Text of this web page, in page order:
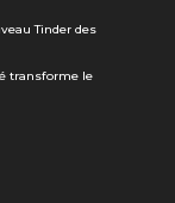
Tinder des
transforme le